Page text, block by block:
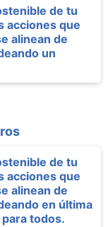
de tu
acciones que
alinean de
un
de tu
acciones que
alinean de
en última
todos.